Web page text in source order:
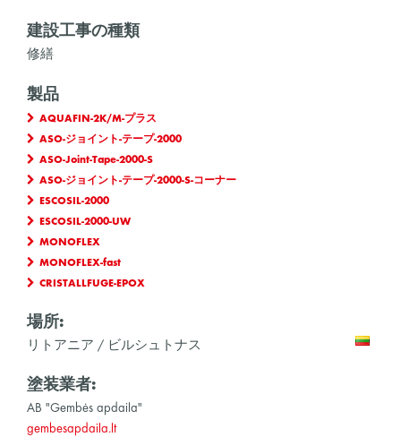
建設工事の種類
修繕
製品
AQUAFIN-2K/M-プラス
ASO-ジョイント-テープ-2000
ASO-Joint-Tape-2000-S
ASO-ジョイント-テープ-2000-S-コーナー
ESCOSIL-2000
ESCOSIL-2000-UW
MONOFLEX
MONOFLEX-fast
CRISTALLFUGE-EPOX
場所:
リトアニア / ビルシュトナス
塗装業者:
AB "Gembės apdaila"
gembesapdaila.lt